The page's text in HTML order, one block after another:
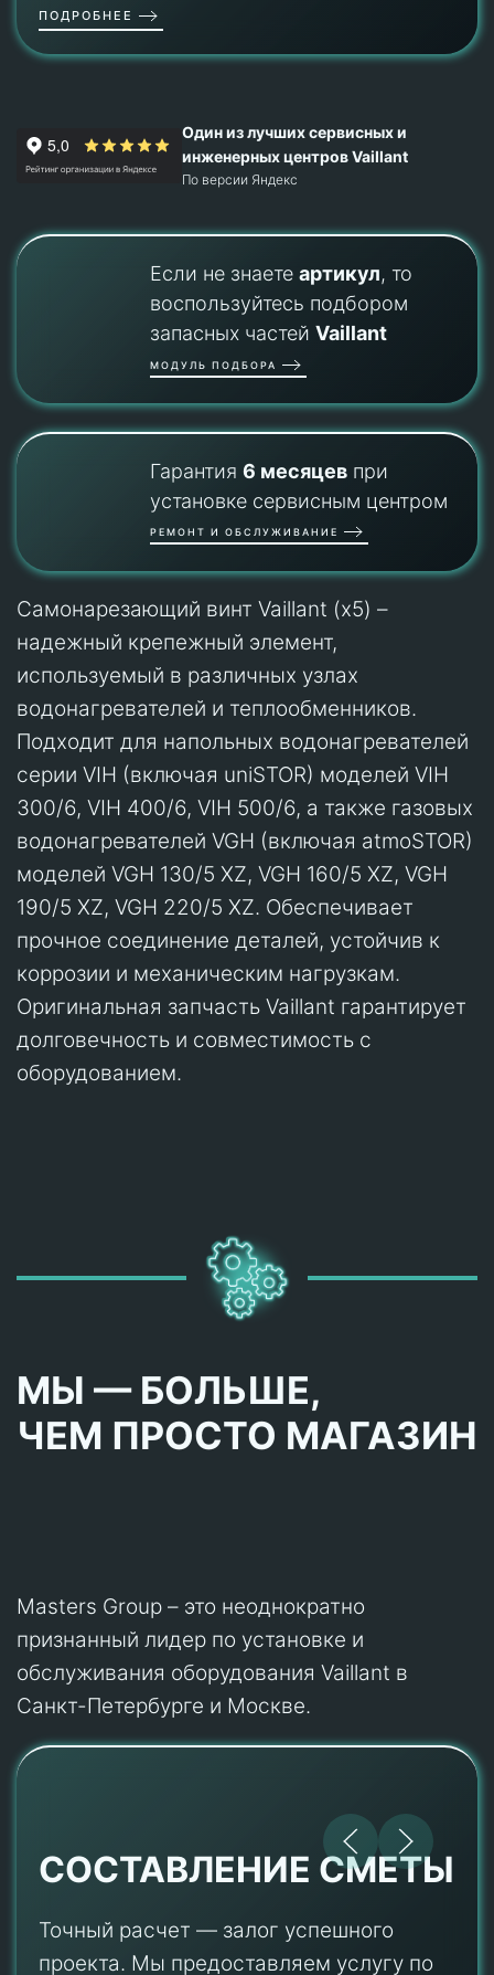
ПОДРОБНЕЕ
Один из лучших сервисных и
инженерных центров Vaillant
По версии Яндекс
Если не знаете артикул, то
воспользуйтесь подбором
запасных частей Vaillant
МОДУЛЬ ПОДБОРА
Гарантия 6 месяцевпри
установке сервисным центром
РЕМОНТ И ОБСЛУЖИВАНИЕ
Самонарезающий винт Vaillant (x5) –
надежный крепежный элемент,
используемый в различных узлах
водонагревателей и теплообменников.
Подходит для напольных водонагревателей
серии VIH (включая uniSTOR) моделей VIH
300/6, VIH 400/6, VIH 500/6, а также газовых
водонагревателей VGH (включая atmoSTOR)
моделей VGH 130/5 XZ, VGH 160/5 XZ, VGH
190/5 XZ, VGH 220/5 XZ. Обеспечивает
прочное соединение деталей, устойчив к
коррозии и механическим нагрузкам.
Оригинальная запчасть Vaillant гарантирует
долговечность и совместимость с
оборудованием.
МЫ — БОЛЬШЕ,
ЧЕМ ПРОСТО МАГАЗИН
Masters Group – это неоднократно
признанный лидер по установке и
обслуживания оборудования Vaillant в
Санкт-Петербурге и Москве.
СОСТАВЛЕНИЕ СМЕТЫ
Точный расчет — залог успешного
проекта. Мы предоставляем услугу по